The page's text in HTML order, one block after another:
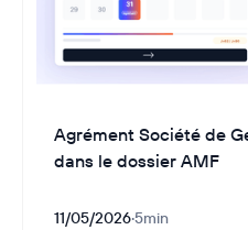
Agrément Société de
dans le dossier AMF
11/05/2026·5min